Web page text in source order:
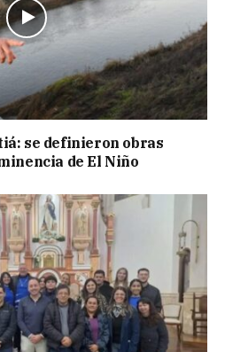
se definieron obras
de El Niño